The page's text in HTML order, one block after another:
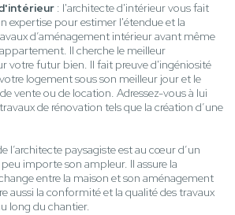
: l'architecte d'intérieur vous fait
expertise pour estimer l'étendue et la
d’aménagement intérieur avant même
Il cherche le meilleur
votre futur bien. Il fait preuve d'ingéniosité
logement sous son meilleur jour et le
vente ou de location. Adressez-vous à lui
de rénovation tels que la création d’une
l’architecte paysagiste est au cœur d’un
importe son ampleur. Il assure la
entre la maison et son aménagement
aussi la conformité et la qualité des travaux
long du chantier.